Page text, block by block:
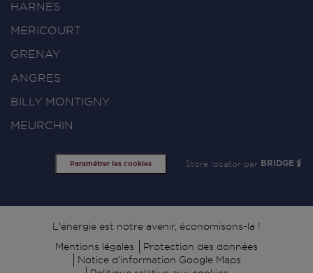
HARNES
MERICOURT
GRENAY
ANGRES
BILLY MONTIGNY
MEURCHIN
Paramétrer les cookies Store locator par BRIDGE
Signature
L'énergie est notre avenir, économisons-la !
Mentions légales
Protection des données
Notice d’information Google Maps